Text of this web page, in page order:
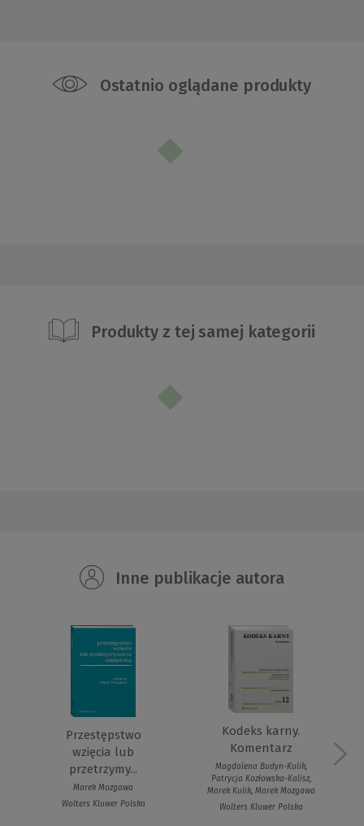
Ostatnio oglądane produkty
Produkty z tej samej kategorii
Inne publikacje autora
Przestępstwo
wzięcia lub
przetrzymy...
Marek Mozgawa
Wolters Kluwer Polska
Kodeks karny.
Komentarz
Magdalena Budyn-Kulik,
Patrycja Kozłowska-Kalisz,
Marek Kulik, Marek Mozgawa
Wolters Kluwer Polska